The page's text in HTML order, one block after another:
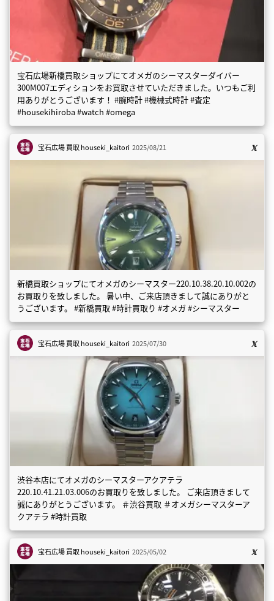
宝石広場新橋買取ショップにてオメガのシーマスターダイバー
300M007エディションをお買取させていただきました。いつもご利
用ありがとうございます！ #腕時計 #機械式時計 #査定
#housekihiroba #watch #omega
宝石広場 買取houseki_kaitori 2025/08/21
新橋買取ショップにてオメガのシーマスター220.10.38.20.10.002の
お買取りを致しました。 暑い中、ご来店頂きまして誠にありがと
うございます。 #新橋買取 #時計買取り #オメガ #シーマスター
宝石広場 買取houseki_kaitori 2025/07/30
渋谷本店にてオメガのシーマスターアクアテラ
220.10.41.21.03.006のお買取りを致しました。 ご来店頂きまして
誠にありがとうございます。 ＃渋谷買取 ＃オメガシーマスターア
クアテラ #時計買取
宝石広場 買取houseki_kaitori 2025/05/02